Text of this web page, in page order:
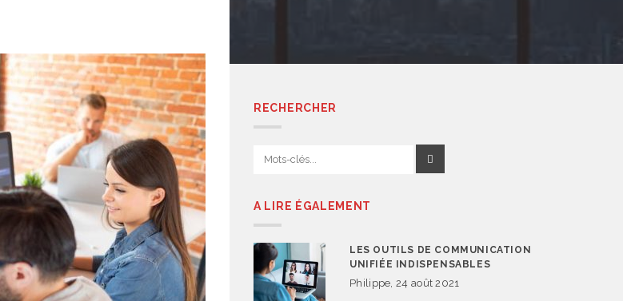
RECHERCHER
A LIRE ÉGALEMENT
LES OUTILS DE COMMUNICATION
UNIFIÉE INDISPENSABLES
Philippe, 24 août 2021